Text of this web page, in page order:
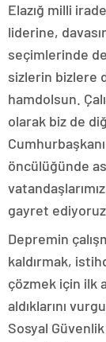
Elazığ milli
liderine,
seçimlerinde
sizlerin bizlere
hamdolsun.
olarak biz de
öncülüğünde
gayret
Depremin
kaldırmak,
çözmek için ilk
aldıklarını
Sosyal